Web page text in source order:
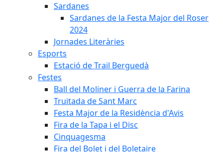
Sardanes
Sardanes de la Festa Major del Roser
2024
Jornades Literàries
Esports
Estació de Trail Berguedà
Festes
Ball del Moliner i Guerra de la Farina
Truitada de Sant Marc
Festa Major de la Residència d'Avis
Fira de la Tapa i el Disc
Cinquagesma
Fira del Bolet i del Boletaire